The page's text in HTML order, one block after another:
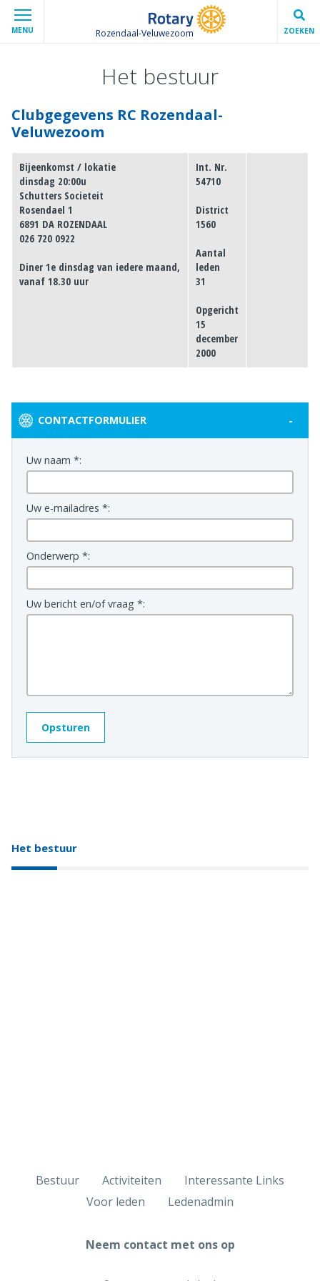
MENU Rozendaal-Veluwezoom ZOEKEN
Het bestuur
Clubgegevens RC Rozendaal-
Veluwezoom
Bijeenkomst / lokatie
dinsdag 20:00u
Schutters Societeit
Rosendael 1
6891 DA ROZENDAAL
026 720 0922
Diner 1e dinsdag van iedere maand,
vanaf 18.30 uur
Int. Nr.
54710
District
1560
Aantal
leden
31
Opgericht
15
december
2000
CONTACTFORMULIER -
Uw naam *:
Uw e-mailadres *:
Onderwerp *:
Uw bericht en/of vraag *:
Het bestuur
Bestuur Activiteiten
Interessante Links
Voor leden
Ledenadmin
Neem contact met ons op